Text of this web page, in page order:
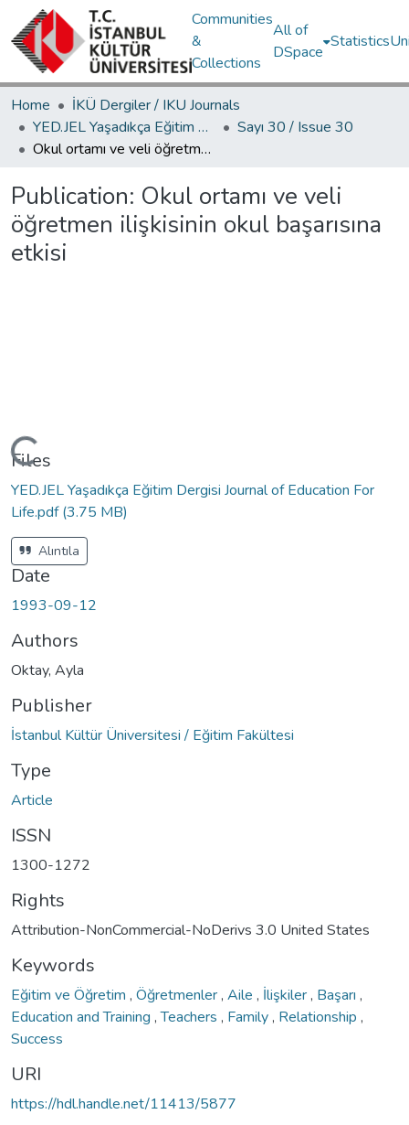
Communities
&
Collections
All of
DSpace
Statistics
Home
İKÜ Dergiler / IKU Journals
YED.JEL Yaşadıkça Eğitim Dergisi / Journal of Education For Life
Sayı 30 / Issue 30
Okul ortamı ve veli öğretmen ilişkisinin okul başarısına etkisi
Publication: Okul ortamı ve veli
öğretmen ilişkisinin okul başarısına
etkisi
Loading...
Files
YED.JEL Yaşadıkça Eğitim Dergisi Journal of Education For
Life.pdf(3.75 MB)
Alıntıla
Date
1993-09-12
Authors
Oktay, Ayla
Publisher
İstanbul Kültür Üniversitesi / Eğitim Fakültesi
Type
Article
ISSN
1300-1272
Rights
Attribution-NonCommercial-NoDerivs 3.0 United States
Keywords
Eğitim ve Öğretim , Öğretmenler, Aile , İlişkiler, Başarı ,
Education and Training ,Teachers , Family, Relationship ,
Success
URI
https://hdl.handle.net/11413/5877